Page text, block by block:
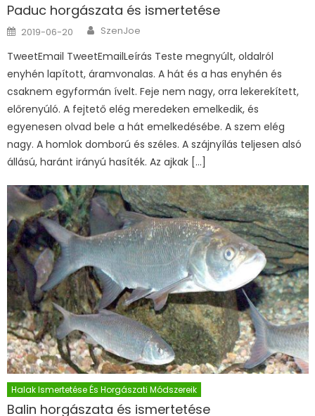
Paduc horgászata és ismertetése
Posted on
2019-06-20 Author
SzenJoe
TweetEmail TweetEmailLeírás Teste megnyúlt, oldalról
enyhén lapított, áramvonalas. A hát és a has enyhén és
csaknem egyformán ívelt. Feje nem nagy, orra lekerekített,
előrenyúló. A fejtető elég meredeken emelkedik, és
egyenesen olvad bele a hát emelkedésébe. A szem elég
nagy. A homlok domború és széles. A szájnyílás teljesen alsó
állású, haránt irányú hasíték. Az ajkak […]
Halak Ismertetése És Horgászati Módszereik
Balin horgászata és ismertetése